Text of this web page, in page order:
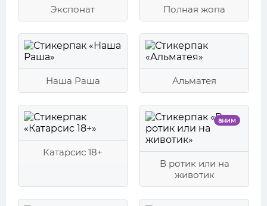
Экспонат Полная жопа
Наша Раша Альматея
Катарсис 18+
аним
В ротик или на
животик